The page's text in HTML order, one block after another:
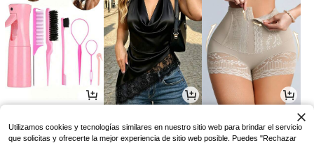
Utilizamos cookies y tecnologías similares en nuestro sitio web para brindar el servicio
que solicitas y ofrecerte la mejor experiencia de sitio web posible. Puedes "Rechazar